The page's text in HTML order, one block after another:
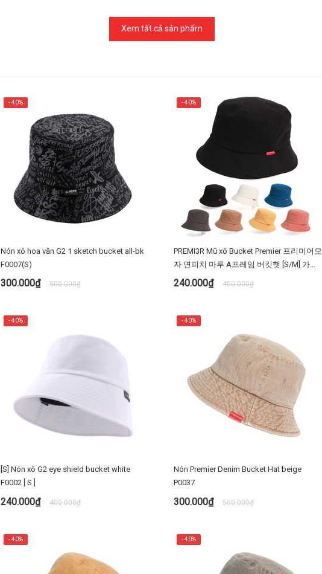
Xem tất cả sản phẩm
- 40%
Nón xô hoa văn G2 1 sketch bucket all-bk
F0007(S)
300.000₫ 500.000₫
- 40%
PREMI3R Mũ xô Bucket Premier 프리미어모
자 면피치 마루 A프레임 버킷햇 [S/M] 가을
용 벙거지 피치워싱 premi3r
240.000₫ 400.000₫
- 40%
[S] Nón xô G2 eye shield bucket white
F0002 [ S ]
240.000₫ 400.000₫
- 40%
Nón Premier Denim Bucket Hat beige
P0037
300.000₫ 500.000₫
- 40% - 40%